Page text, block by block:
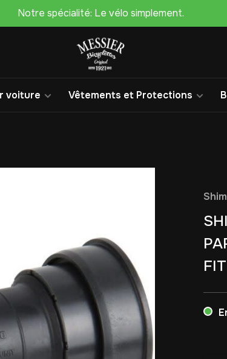
Notre spécialité: Le vélo simplement.
voiture Vêtements et Protections